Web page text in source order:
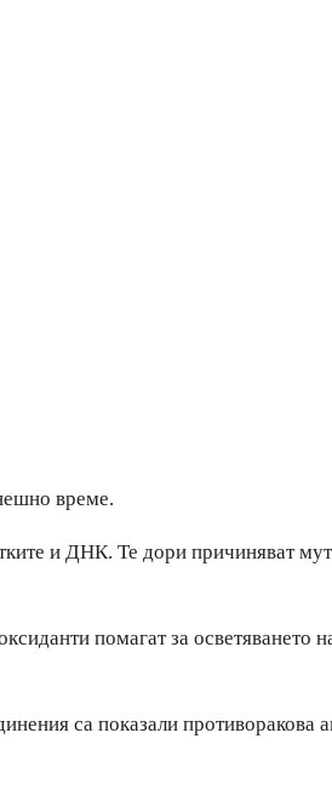
време.
и ДНК. Те дори причиняват
помагат за осветяването
са показали противоракова